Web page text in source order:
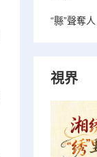
“縣”聲奪
視界